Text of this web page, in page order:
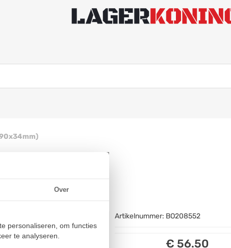
Over
personaliseren, om functies
te analyseren.
(45x90x34mm)
Artikelnummer: BO208552
€ 56.50